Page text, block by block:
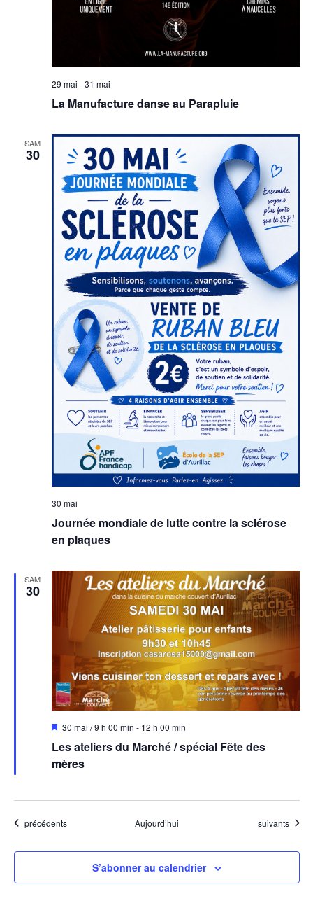
La Manufacture danse au Parapluie
29 mai -31 mai
SAM
30
Journée mondiale de lutte contre la sclérose
en plaques
30 mai
SAM
30
Les ateliers du Marché / spécial Fête des
mères
Mis
avant
30 mai / 9 h 00 min - 12 h 00 min
Évènements
précédents Aujourd’hui Évènements
suivants
S’abonner au calendrier